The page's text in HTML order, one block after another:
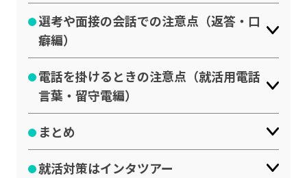
選考や面接の会話での注意点（返答・口
癖編）
電話を掛けるときの注意点（就活用電話
言葉・留守電編）
まとめ
就活対策はインタツアー